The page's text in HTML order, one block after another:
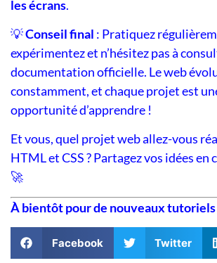
les écrans.
💡Conseil final : Pratiquez
expérimentez et n’hésitez pas à
documentation officielle. Le web
constamment, et chaque projet est
opportunité d’apprendre !
Et vous, quel projet web allez-vous
HTML et CSS ? Partagez vos idées en
🚀
À bientôt pour de nouveaux tutoriels
Facebook Twitter